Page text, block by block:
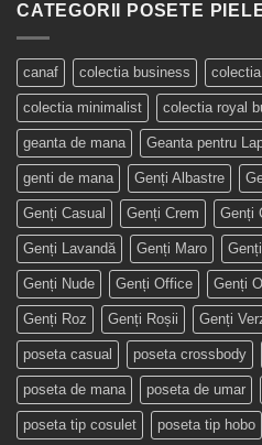
CATEGORII POSETE
canaf colectia business
colectia minimalist colectia royal
geanta de mana Geanta pentru
genti de mana Genți Albastre
Genți Casual Genți Crem Genți
Genți Lavandă Genți Maro
Genți Nude Genți Office Genți
Genți Roz Genți Roșii Genți
poseta casual poseta crossbody
poseta de mana poseta de umar
poseta tip cosulet poseta tip hobo